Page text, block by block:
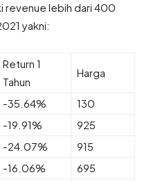
revenue lebih dari 400
yakni:
Return 1
Tahun
Harga
-35.64%
130
-19.91%
925
-24.07%
915
-16.06%
695